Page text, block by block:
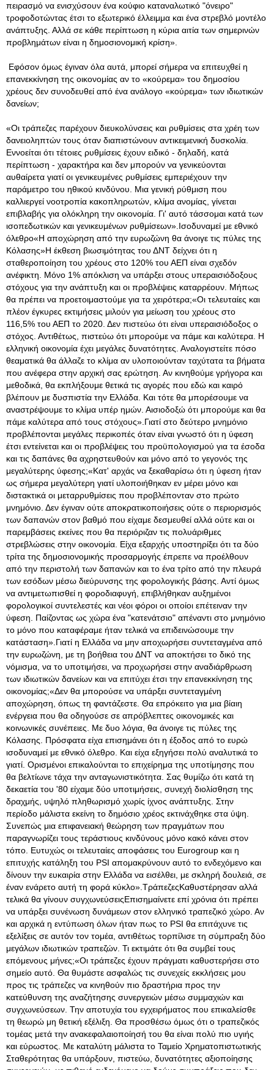
πειρασμό να ενισχύσουν ένα κούφιο καταναλωτικό "όνειρο"
τροφοδοτώντας έτσι το εξωτερικό έλλειμμα και ένα στρεβλό μοντέλο
ανάπτυξης. Αλλά σε κάθε περίπτωση η κύρια αιτία των σημερινών
προβλημάτων είναι η δημοσιονομική κρίση».
Εφόσον όμως έγιναν όλα αυτά, μπορεί σήμερα να επιτευχθεί η
επανεκκίνηση της οικονομίας αν το «κούρεμα» του δημοσίου
χρέους δεν συνοδευθεί από ένα ανάλογο «κούρεμα» των ιδιωτικών
δανείων;
«Οι τράπεζες παρέχουν διευκολύνσεις και ρυθμίσεις στα χρέη των
δανειοληπτών τους όταν διαπιστώνουν αντικειμενική δυσκολία.
Εννοείται ότι τέτοιες ρυθμίσεις έχουν ειδικό - δηλαδή, κατά
περίπτωση - χαρακτήρα και δεν μπορούν να γενικεύονται
αυθαίρετα γιατί οι γενικευμένες ρυθμίσεις εμπεριέχουν την
παράμετρο του ηθικού κινδύνου. Μια γενική ρύθμιση που
καλλιεργεί νοοτροπία κακοπληρωτών, κλίμα ανομίας, γίνεται
επιβλαβής για ολόκληρη την οικονομία. Γι' αυτό τάσσομαι κατά των
ισοπεδωτικών και γενικευμένων ρυθμίσεων».Ισοδυναμεί με εθνικό
όλεθρο«Η αποχώρηση από την ευρωζώνη θα άνοιγε τις πύλες της
Κόλασης»Η έκθεση βιωσιμότητας του ΔΝΤ δείχνει ότι η
σταθεροποίηση του χρέους στο 120% του ΑΕΠ είναι σχεδόν
ανέφικτη. Μόνο 1% απόκλιση να υπάρξει στους υπεραισιόδοξους
στόχους για την ανάπτυξη και οι προβλέψεις καταρρέουν. Μήπως
θα πρέπει να προετοιμαστούμε για τα χειρότερα;«Οι τελευταίες και
πλέον έγκυρες εκτιμήσεις μιλούν για μείωση του χρέους στο
116,5% του ΑΕΠ το 2020. Δεν πιστεύω ότι είναι υπεραισιόδοξος ο
στόχος. Αντιθέτως, πιστεύω ότι μπορούμε να πάμε και καλύτερα. Η
ελληνική οικονομία έχει μεγάλες δυνατότητες. Αναλογιστείτε πόσο
θεαματικά θα άλλαζε το κλίμα αν υλοποιούνταν ταχύτατα τα βήματα
που ανέφερα στην αρχική σας ερώτηση. Αν κινηθούμε γρήγορα και
μεθοδικά, θα εκπλήξουμε θετικά τις αγορές που εδώ και καιρό
βλέπουν με δυσπιστία την Ελλάδα. Και τότε θα μπορέσουμε να
αναστρέψουμε το κλίμα υπέρ ημών. Αισιοδοξώ ότι μπορούμε και θα
πάμε καλύτερα από τους στόχους».Γιατί στο δεύτερο μνημόνιο
προβλέπονται μεγάλες περικοπές όταν είναι γνωστό ότι η ύφεση
έτσι εντείνεται και οι προβλέψεις του προϋπολογισμού για τα έσοδα
και τις δαπάνες θα αχρηστευθούν και μόνο από το γεγονός της
μεγαλύτερης ύφεσης;«Κατ' αρχάς να ξεκαθαρίσω ότι η ύφεση ήταν
ως σήμερα μεγαλύτερη γιατί υλοποιήθηκαν εν μέρει μόνο και
διστακτικά οι μεταρρυθμίσεις που προβλέπονταν στο πρώτο
μνημόνιο. Δεν έγιναν ούτε αποκρατικοποιήσεις ούτε ο περιορισμός
των δαπανών στον βαθμό που είχαμε δεσμευθεί αλλά ούτε και οι
παρεμβάσεις εκείνες που θα περιόριζαν τις πολυάριθμες
στρεβλώσεις στην οικονομία. Είχα εξαρχής υποστηρίξει ότι τα δύο
τρίτα της δημοσιονομικής προσαρμογής έπρεπε να προέλθουν
από την περιστολή των δαπανών και το ένα τρίτο από την πλευρά
των εσόδων μέσω διεύρυνσης της φορολογικής βάσης. Αντί όμως
να αντιμετωπισθεί η φοροδιαφυγή, επιβλήθηκαν αυξημένοι
φορολογικοί συντελεστές και νέοι φόροι οι οποίοι επέτειναν την
ύφεση. Παίζοντας ως χώρα ένα "κατενάτσιο" απέναντι στο μνημόνιο
το μόνο που καταφέραμε ήταν τελικά να επιδεινώσουμε την
κατάσταση».Γιατί η Ελλάδα να μην αποχωρήσει συντεταγμένα από
την ευρωζώνη, με τη βοήθεια του ΔΝΤ να αποκτήσει το δικό της
νόμισμα, να το υποτιμήσει, να προχωρήσει στην αναδιάρθρωση
των ιδιωτικών δανείων και να επιτύχει έτσι την επανεκκίνηση της
οικονομίας;«Δεν θα μπορούσε να υπάρξει συντεταγμένη
αποχώρηση, όπως τη φαντάζεστε. Θα επρόκειτο για μια βίαιη
ενέργεια που θα οδηγούσε σε απρόβλεπτες οικονομικές και
κοινωνικές συνέπειες. Με δυο λόγια, θα άνοιγε τις πύλες της
Κόλασης. Πρόσφατα είχα επισημάνει ότι η έξοδος από το ευρώ
ισοδυναμεί με εθνικό όλεθρο. Και είχα εξηγήσει πολύ αναλυτικά το
γιατί. Ορισμένοι επικαλούνται το επιχείρημα της υποτίμησης που
θα βελτίωνε τάχα την ανταγωνιστικότητα. Σας θυμίζω ότι κατά τη
δεκαετία του '80 είχαμε δύο υποτιμήσεις, συνεχή διολίσθηση της
δραχμής, υψηλό πληθωρισμό χωρίς ίχνος ανάπτυξης. Στην
περίοδο μάλιστα εκείνη το δημόσιο χρέος εκτινάχθηκε στα ύψη.
Συνεπώς μια επιφανειακή θεώρηση των πραγμάτων που
παραγνωρίζει τους τεράστιους κινδύνους μόνο κακό κάνει στον
τόπο. Ευτυχώς οι τελευταίες αποφάσεις του Eurogroup και η
επιτυχής κατάληξη του PSI απομακρύνουν αυτό το ενδεχόμενο και
δίνουν την ευκαιρία στην Ελλάδα να εισέλθει, με σκληρή δουλειά, σε
έναν ενάρετο αυτή τη φορά κύκλο».ΤράπεζεςΚαθυστέρησαν αλλά
τελικά θα γίνουν συγχωνεύσειςΕπισημαίνετε επί χρόνια ότι πρέπει
να υπάρξει συνένωση δυνάμεων στον ελληνικό τραπεζικό χώρο. Αν
και αρχικά η εντύπωση όλων ήταν πως το PSI θα επιτάχυνε τις
εξελίξεις σε αυτόν τον τομέα, αντιθέτως τορπίλισε τη σύμπραξη δύο
μεγάλων ιδιωτικών τραπεζών. Τι εκτιμάτε ότι θα συμβεί τους
επόμενους μήνες;«Οι τράπεζες έχουν πράγματι καθυστερήσει στο
σημείο αυτό. Θα θυμάστε ασφαλώς τις συνεχείς εκκλήσεις μου
προς τις τράπεζες να κινηθούν πιο δραστήρια προς την
κατεύθυνση της αναζήτησης συνεργειών μέσω συμμαχιών και
συγχωνεύσεων. Την αποτυχία του εγχειρήματος που επικαλείσθε
τη θεωρώ μη θετική εξέλιξη. Θα προσθέσω όμως ότι ο τραπεζικός
τομέας μετά την ανακεφαλαιοποίησή του θα είναι πολύ πιο υγιής
και εύρωστος. Με καταλύτη μάλιστα το Ταμείο Χρηματοπιστωτικής
Σταθερότητας θα υπάρξουν, πιστεύω, δυνατότητες αξιοποίησης